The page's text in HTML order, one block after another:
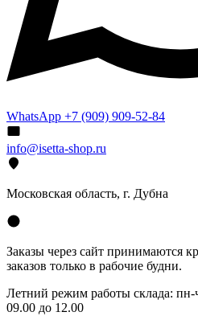
WhatsApp +7 (909) 909-52-84
info@isetta-shop.ru
Московская область, г. Дубна
Заказы через сайт принимаются
заказов только в рабочие будни.
Летний режим работы склада: пн-
09.00 до 12.00